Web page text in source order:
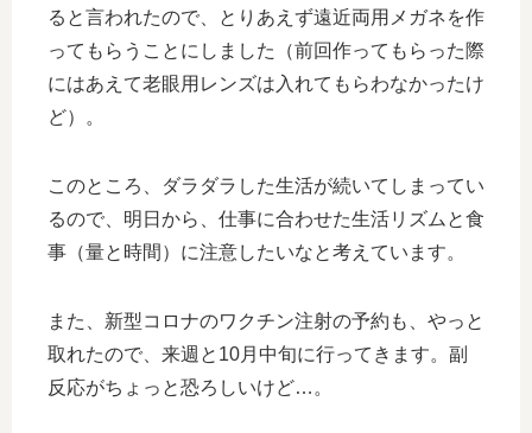
ると言われたので、とりあえず遠近両用メガネを作
ってもらうことにしました（前回作ってもらった際
にはあえて老眼用レンズは入れてもらわなかったけ
ど）。
このところ、ダラダラした生活が続いてしまってい
るので、明日から、仕事に合わせた生活リズムと食
事（量と時間）に注意したいなと考えています。
また、新型コロナのワクチン注射の予約も、やっと
取れたので、来週と10月中旬に行ってきます。副
反応がちょっと恐ろしいけど…。